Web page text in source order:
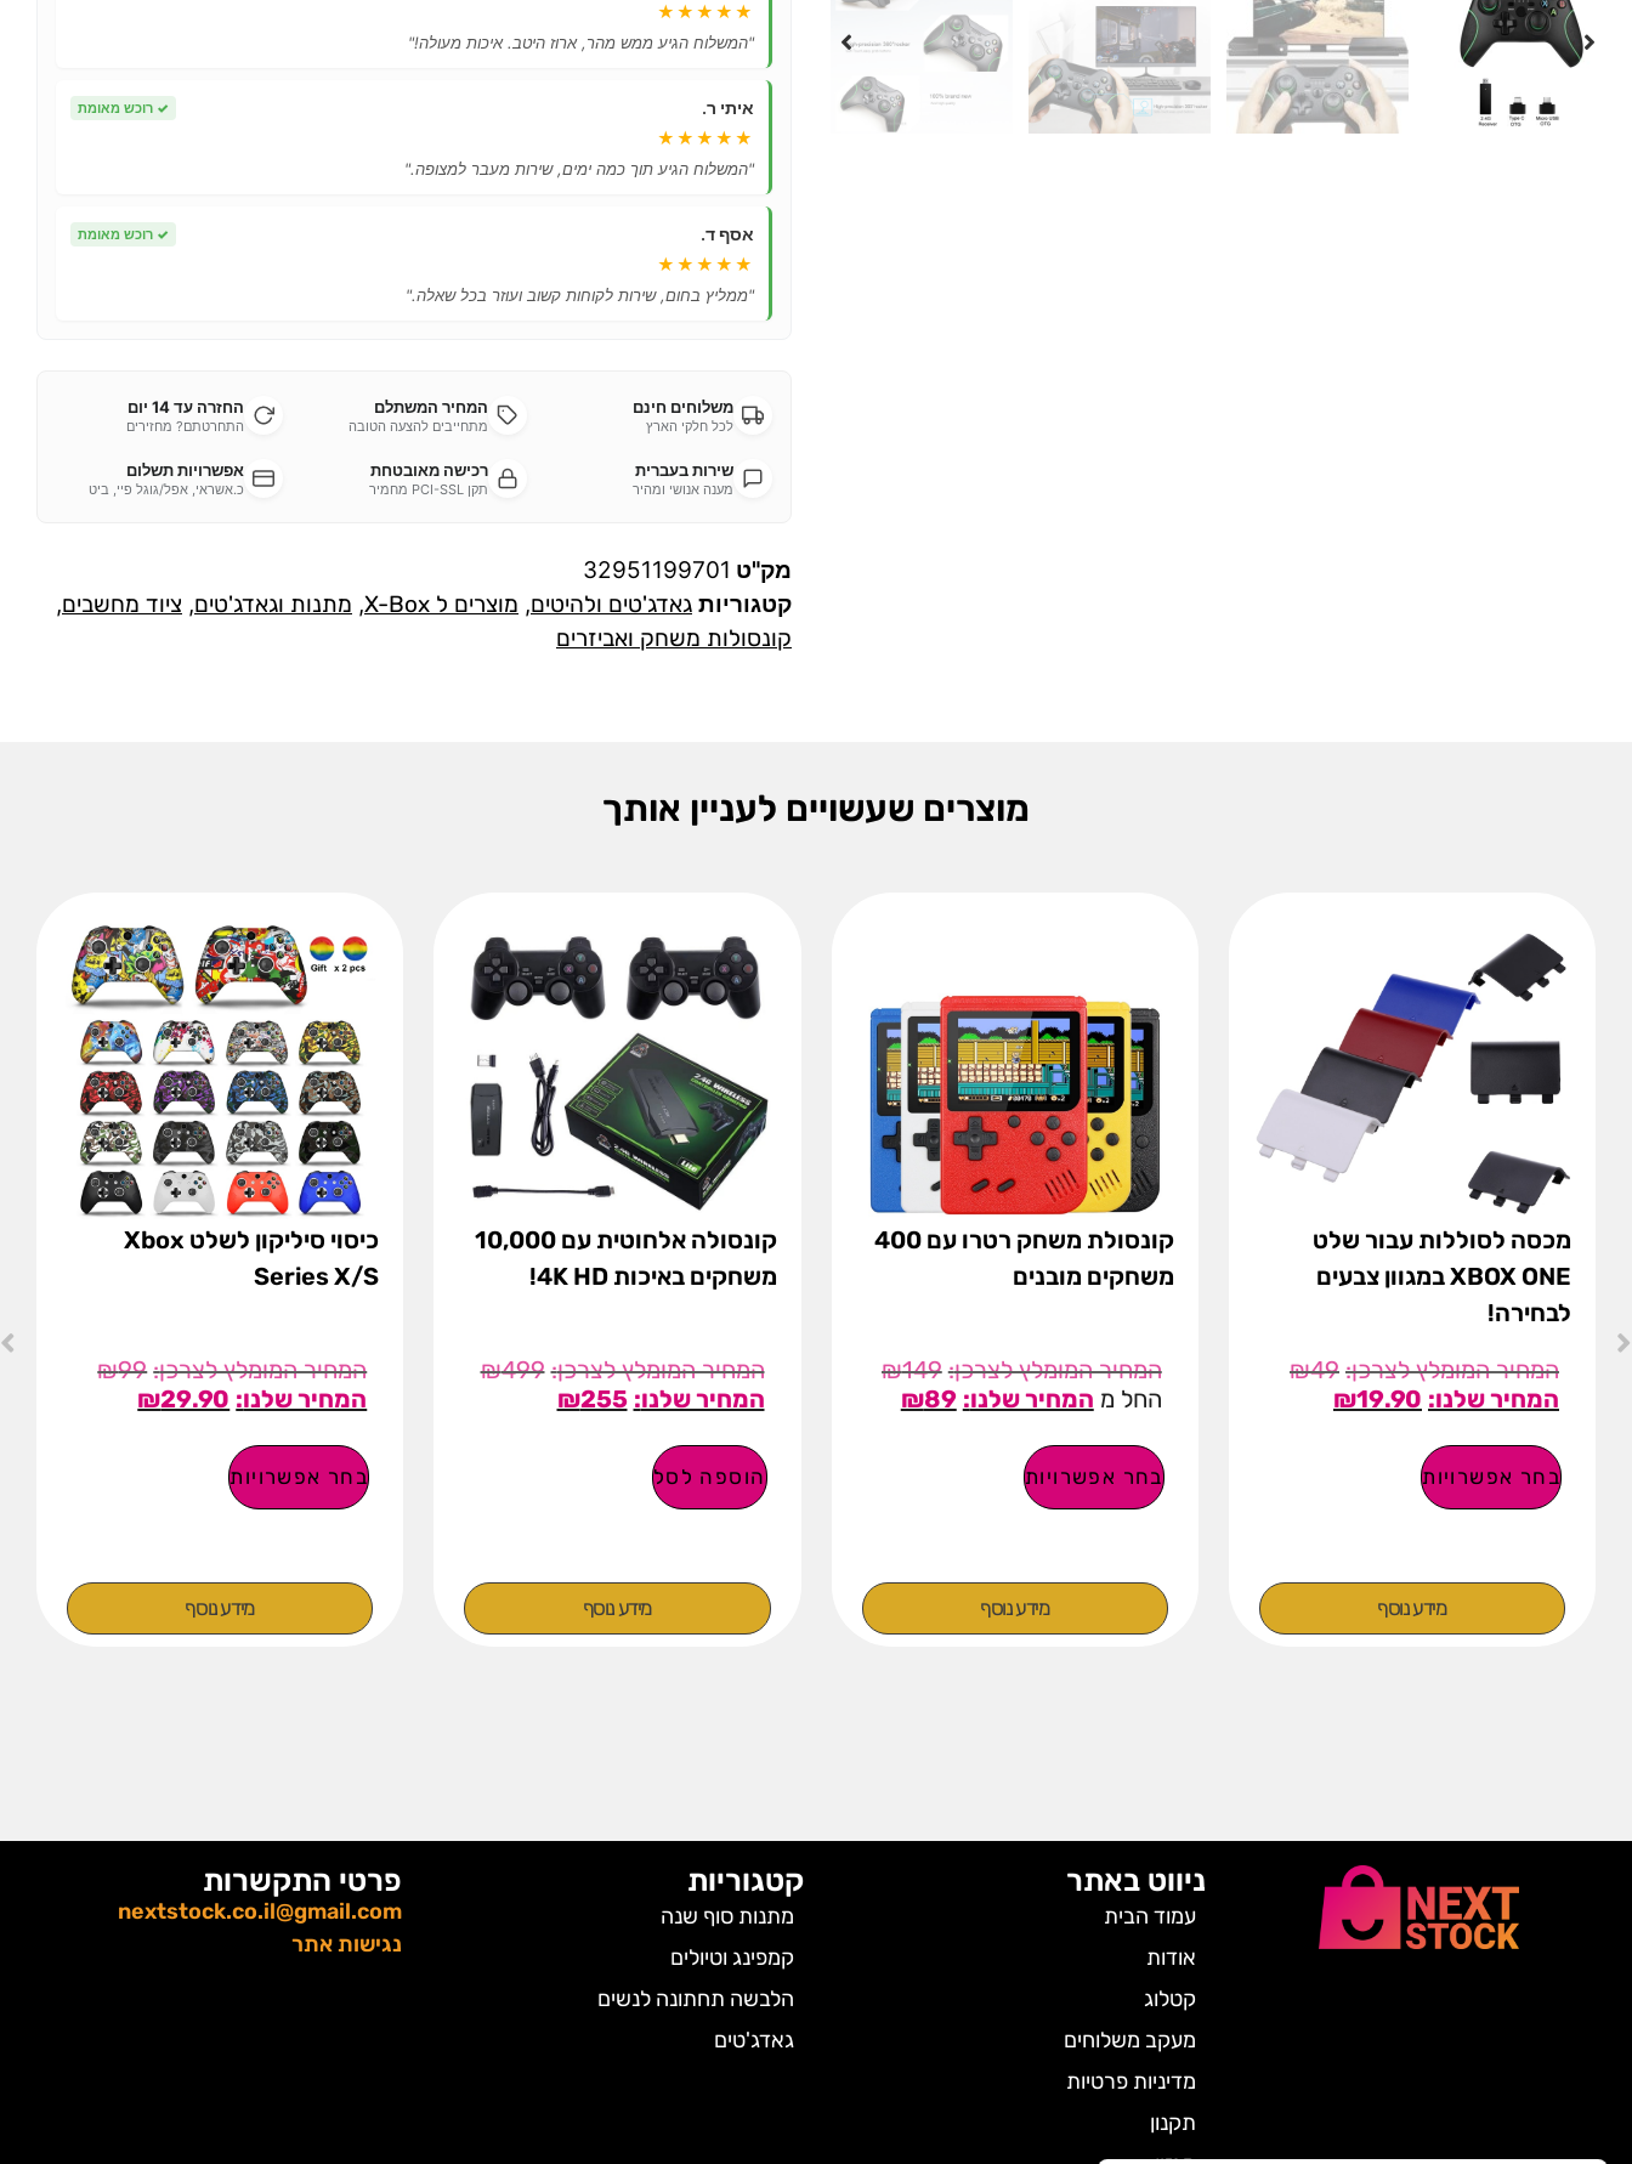
★★★★★
"המשלוח הגיע ממש מהר, ארוז היטב. איכות מעולה!"
איתי ר. ✓ רוכש מאומת
★★★★★
"המשלוח הגיע תוך כמה ימים, שירות מעבר למצופה."
אסף ד. ✓ רוכש מאומת
★★★★★
"ממליץ בחום, שירות לקוחות קשוב ועוזר בכל שאלה."
משלוחים חינם
לכל חלקי הארץ
המחיר המשתלם
מתחייבים להצעה הטובה
החזרה עד 14 יום
התחרטתם? מחזירים
שירות בעברית
מענה אנושי ומהיר
רכישה מאובטחת
תקן PCI-SSL מחמיר
אפשרויות תשלום
כ.אשראי, אפל/גוגל פיי, ביט
מק"ט 32951199701
קטגוריות גאדג'טים ולהיטים, מוצרים ל X-Box , מתנות וגאדג'טים, ציוד מחשבים,
קונסולות משחק ואביזרים
מוצרים שעשויים לעניין אותך
מכסה לסוללות עבור שלט
XBOX ONE במגוון צבעים
לבחירה!
₪49
₪19.90
בחר אפשרויות
מידע נוסף
קונסולת משחק רטרו עם 400
משחקים מובנים
₪149
₪89 החל מ
בחר אפשרויות
מידע נוסף
קונסולה אלחוטית עם 10,000
משחקים באיכות 4K HD!
₪499
₪255
הוספה לסל
מידע נוסף
כיסוי סיליקון לשלט Xbox
Series X/S
₪99
₪29.90
בחר אפשרויות
מידע נוסף
ניווט באתר
עמוד הבית
אודות
קטלוג
מעקב משלוחים
מדיניות פרטיות
תקנון
קטגוריות
מתנות סוף שנה
קמפינג וטיולים
הלבשה תחתונה לנשים
גאדג'טים
פרטי התקשרות
nextstock.co.il@gmail.com
נגישות אתר